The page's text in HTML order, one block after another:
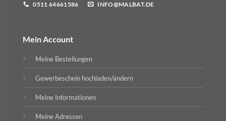
0511 64661586 INFO@MALBAT.DE
Mein Account
Meine Bestellungen
Gewerbeschein hochladen/ändern
Meine Informationen
Meine Adressen